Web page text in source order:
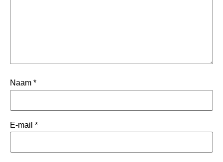
Naam *
E-mail *